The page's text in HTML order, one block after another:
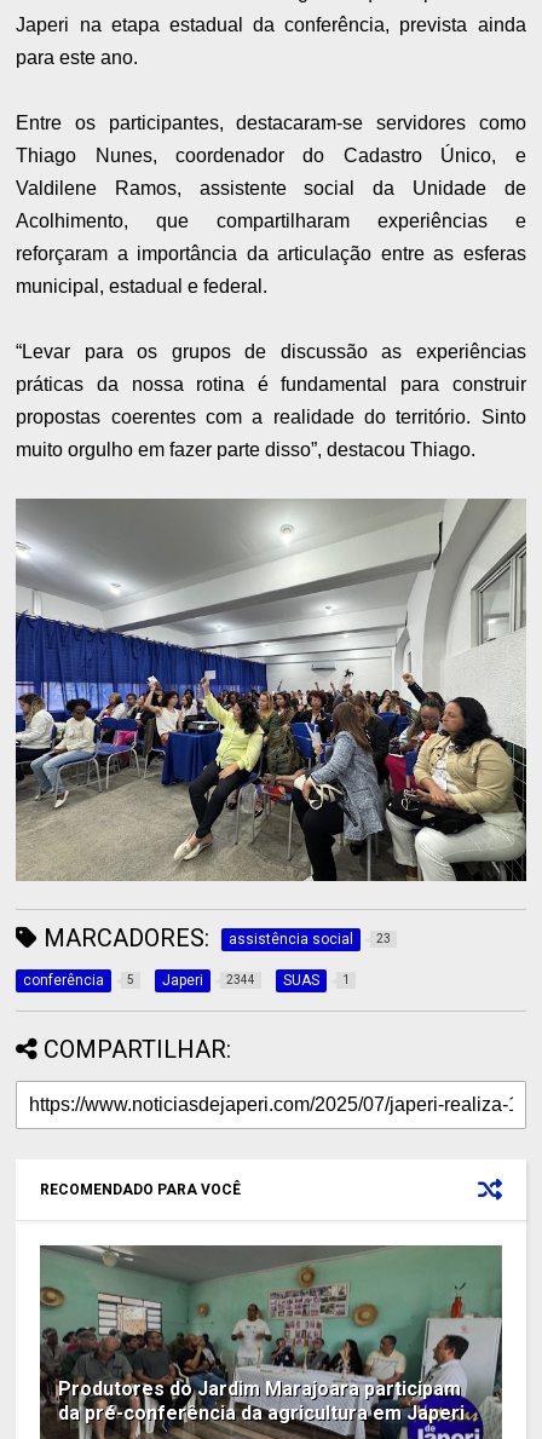
Japeri na etapa estadual da conferência, prevista ainda
para este ano.
Entre os participantes, destacaram-se servidores como
Thiago Nunes, coordenador do Cadastro Único, e
Valdilene Ramos, assistente social da Unidade de
Acolhimento, que compartilharam experiências e
reforçaram a importância da articulação entre as esferas
municipal, estadual e federal.
“Levar para os grupos de discussão as experiências
práticas da nossa rotina é fundamental para construir
propostas coerentes com a realidade do território. Sinto
muito orgulho em fazer parte disso”, destacou Thiago.
MARCADORES: assistência social 23
conferência 5 Japeri 2344 SUAS 1
COMPARTILHAR:
RECOMENDADO PARA VOCÊ
Produtores do Jardim Marajoara participam
da pré-conferência da agricultura em Japeri